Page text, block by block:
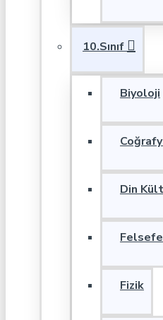
10.Sınıf
Biyoloji
Din
Felsefe
Fizik